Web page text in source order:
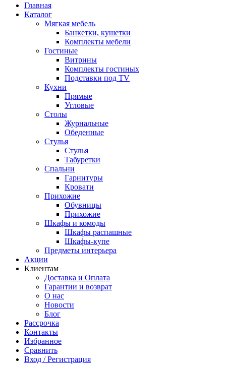
Главная
Каталог
Мягкая мебель
Банкетки, кушетки
Комплекты мебели
Гостиные
Витрины
Комплекты гостиных
Подставки под TV
Кухни
Прямые
Угловые
Столы
Журнальные
Обеденные
Стулья
Стулья
Табуретки
Спальни
Гарнитуры
Кровати
Прихожие
Обувницы
Прихожие
Шкафы и комоды
Шкафы распашные
Шкафы-купе
Предметы интерьера
Акции
Клиентам
Доставка и Оплата
Гарантии и возврат
О нас
Новости
Блог
Рассрочка
Контакты
Избранное
Сравнить
Вход / Регистрация